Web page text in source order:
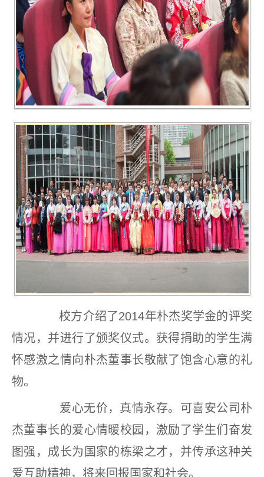
校方介绍了2014年朴杰奖学金的评奖
情况，并进行了颁奖仪式。获得捐助的学生满
怀感激之情向朴杰董事长敬献了饱含心意的礼
物。
爱心无价，真情永存。可喜安公司朴
杰董事长的爱心情暖校园，激励了学生们奋发
图强，成长为国家的栋梁之才，并传承这种关
爱互助精神，将来回报国家和社会。